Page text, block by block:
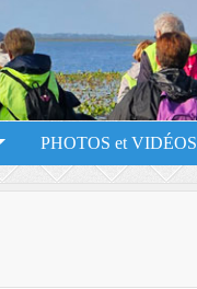
PHOTOS et VIDÉOS